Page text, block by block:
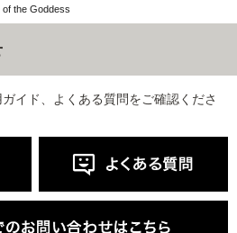
the Goddess
イド、よくある質問をご確認くださ